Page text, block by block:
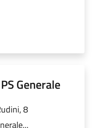
Generale
8